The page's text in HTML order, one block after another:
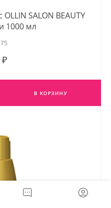
SALON BEAUTY
1000 мл
В КОРЗИНУ